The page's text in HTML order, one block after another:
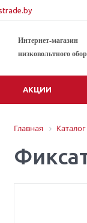
Интернет-магазин
низковольтного
АКЦИИ
Главная Каталог